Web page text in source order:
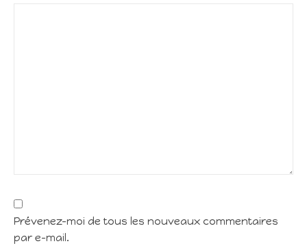
Prévenez-moi de tous les nouveaux commentaires
par e-mail.